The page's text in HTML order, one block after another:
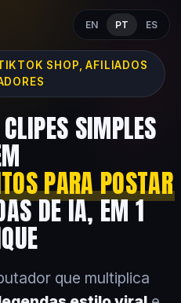
EN PT ES
SHOP, AFILIADOS
SIMPLES
PARA POSTAR
DE IA, EM 1
que multiplica